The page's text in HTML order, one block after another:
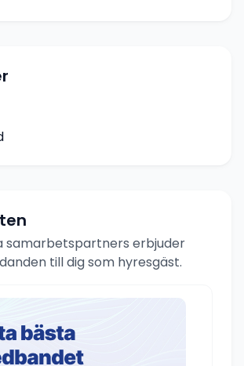
samarbetspartners erbjuder
till dig som hyresgäst.